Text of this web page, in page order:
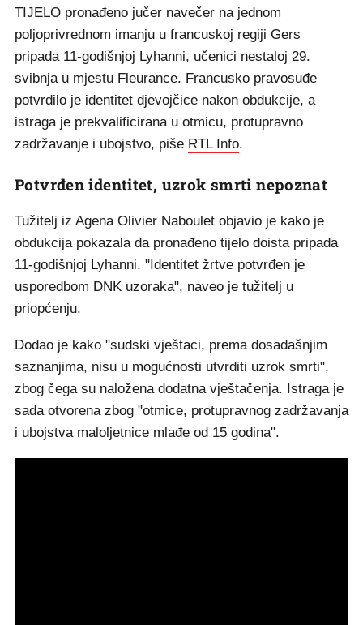
TIJELO pronađeno jučer navečer na jednom
poljoprivrednom imanju u francuskoj regiji Gers
pripada 11-godišnjoj Lyhanni, učenici nestaloj 29.
svibnja u mjestu Fleurance. Francusko pravosuđe
potvrdilo je identitet djevojčice nakon obdukcije, a
istraga je prekvalificirana u otmicu, protupravno
zadržavanje i ubojstvo, piše RTL Info.
Potvrđen identitet, uzrok smrti nepoznat
Tužitelj iz Agena Olivier Naboulet objavio je kako je
obdukcija pokazala da pronađeno tijelo doista pripada
11-godišnjoj Lyhanni. "Identitet žrtve potvrđen je
usporedbom DNK uzoraka", naveo je tužitelj u
priopćenju.
Dodao je kako "sudski vještaci, prema dosadašnjim
saznanjima, nisu u mogućnosti utvrditi uzrok smrti",
zbog čega su naložena dodatna vještačenja. Istraga je
sada otvorena zbog "otmice, protupravnog zadržavanja
i ubojstva maloljetnice mlađe od 15 godina".